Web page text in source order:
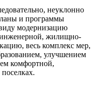
неуклонно
и программы
модернизацию
жилищно-
весь комплекс мер,
улучшением
комфортной,